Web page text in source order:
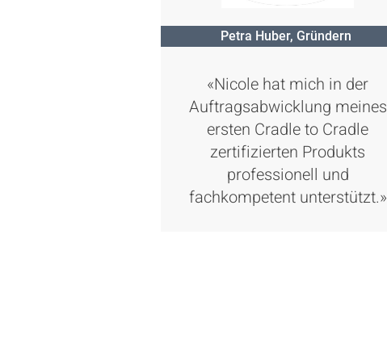
Petra Huber, Gründern
«Nicole hat mich in der
Auftragsabwicklung meines
ersten Cradle to Cradle
zertifizierten Produkts
professionell und
fachkompetent unterstützt.»